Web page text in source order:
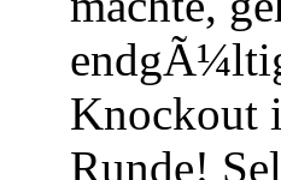
Knockout
Runde!